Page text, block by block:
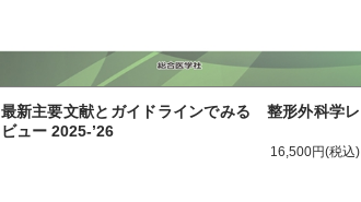
最新主要文献とガイドラインでみる 整形外科学レ
ビュー 2025-’26
16,500円